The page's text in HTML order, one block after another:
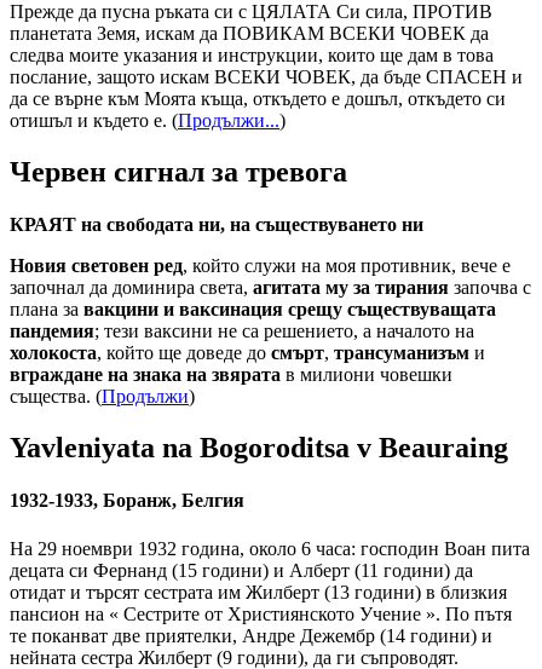
Прежде да пусна ръката си с ЦЯЛАТА Си сила, ПРОТИВ
планетата Земя, искам да ПОВИКАМ ВСЕКИ ЧОВЕК да
следва моите указания и инструкции, които ще дам в това
послание, защото искам ВСЕКИ ЧОВЕК, да бъде СПАСЕН и
да се върне към Моята къща, откъдето е дошъл, откъдето си
отишъл и където е. (Продължи...)
Червен сигнал за тревога
КРАЯТ на свободата ни, на съществуването ни
Новия световен ред, който служи на моя противник, вече е
започнал да доминира света, агитата му за тирания започва с
плана за вакцини и ваксинация срещу съществуващата
пандемия; тези ваксини не са решението, а началото на
холокоста, който ще доведе до смърт, трансуманизъм и
вграждане на знака на звярата в милиони човешки
същества. (Продължи)
Yavleniyata na Bogoroditsa v Beauraing
1932-1933, Боранж, Белгия
На 29 ноември 1932 година, около 6 часа: господин Воан пита
децата си Фернанд (15 години) и Алберт (11 години) да
отидат и търсят сестрата им Жилберт (13 години) в близкия
пансион на « Сестрите от Християнското Учение ». По пътя
те поканват две приятелки, Андре Дежембр (14 години) и
нейната сестра Жилберт (9 години), да ги съпроводят.